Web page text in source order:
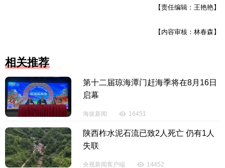
【责任编辑：王艳艳】
【内容审核：林春森】
相关推荐
第十二届琼海潭门赶海季将在8月16日
启幕
海拔新闻 16451
陕西柞水泥石流已致2人死亡 仍有1人
失联
央视新闻客户端 14452